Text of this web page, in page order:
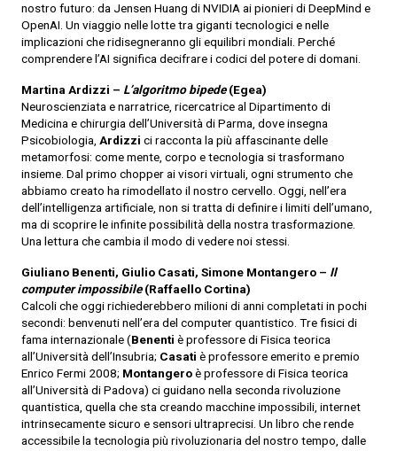
nostro futuro: da Jensen Huang di NVIDIA ai pionieri di DeepMind e
OpenAI. Un viaggio nelle lotte tra giganti tecnologici e nelle
implicazioni che ridisegneranno gli equilibri mondiali. Perché
comprendere l’AI significa decifrare i codici del potere di domani.
Martina Ardizzi – L’algoritmo bipede(Egea)
Neuroscienziata e narratrice, ricercatrice al Dipartimento di
Medicina e chirurgia dell’Università di Parma, dove insegna
Psicobiologia, Ardizzi ci racconta la più affascinante delle
metamorfosi: come mente, corpo e tecnologia si trasformano
insieme. Dal primo chopper ai visori virtuali, ogni strumento che
abbiamo creato ha rimodellato il nostro cervello. Oggi, nell’era
dell’intelligenza artificiale, non si tratta di definire i limiti dell’umano,
ma di scoprire le infinite possibilità della nostra trasformazione.
Una lettura che cambia il modo di vedere noi stessi.
Giuliano Benenti, Giulio Casati, Simone Montangero – Il
computer impossibile(Raffaello Cortina)
Calcoli che oggi richiederebbero milioni di anni completati in pochi
secondi: benvenuti nell’era del computer quantistico. Tre fisici di
fama internazionale (Benenti è professore di Fisica teorica
all’Università dell’Insubria; Casati è professore emerito e premio
Enrico Fermi 2008; Montangeroè professore di Fisica teorica
all’Università di Padova) ci guidano nella seconda rivoluzione
quantistica, quella che sta creando macchine impossibili, internet
intrinsecamente sicuro e sensori ultraprecisi. Un libro che rende
accessibile la tecnologia più rivoluzionaria del nostro tempo, dalle